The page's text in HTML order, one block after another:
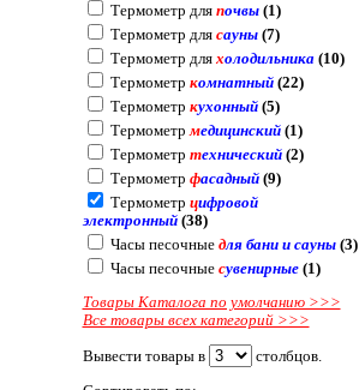
Термометр для почвы(1)
Термометр для сауны(7)
Термометр для холодильника(10)
Термометр комнатный(22)
Термометр кухонный(5)
Термометр медицинский(1)
Термометр технический(2)
Термометр фасадный(9)
Термометр цифровой
электронный(38)
Часы песочные для бани и сауны(3)
Часы песочные сувенирные(1)
Товары Каталога по умолчанию >>>
Все товары всех категорий >>>
Вывести товары в столбцов.